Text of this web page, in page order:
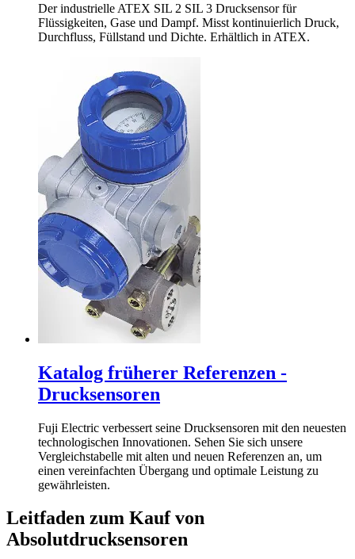
Der industrielle ATEX SIL 2 SIL 3 Drucksensor für
Flüssigkeiten, Gase und Dampf. Misst kontinuierlich Druck,
Durchfluss, Füllstand und Dichte. Erhältlich in ATEX.
Katalog früherer Referenzen -
Drucksensoren
Fuji Electric verbessert seine Drucksensoren mit den neuesten
technologischen Innovationen. Sehen Sie sich unsere
Vergleichstabelle mit alten und neuen Referenzen an, um
einen vereinfachten Übergang und optimale Leistung zu
gewährleisten.
Leitfaden zum Kauf von
Absolutdrucksensoren